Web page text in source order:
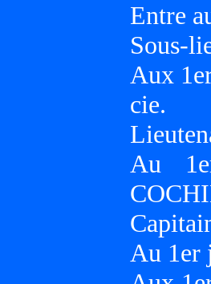
Entre
Sous-
Aux
cie.
Au
Au 1er